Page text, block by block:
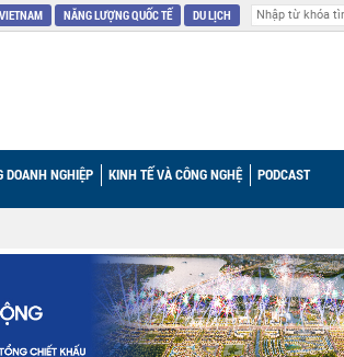
NĂNG LƯỢNG QUỐC TẾ DU LỊCH
DOANH NGHIỆP KINH TẾ VÀ CÔNG NGHỆ PODCAST